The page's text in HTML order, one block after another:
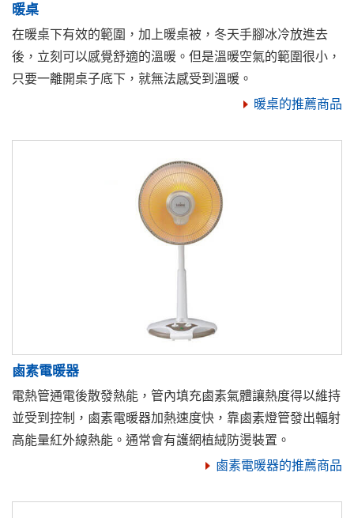
暖桌
在暖桌下有效的範圍，加上暖桌被，冬天手腳冰冷放進去
後，立刻可以感覺舒適的溫暖。但是溫暖空氣的範圍很小，
只要一離開桌子底下，就無法感受到溫暖。
暖桌的推薦商品
鹵素電暖器
電熱管通電後散發熱能，管內填充鹵素氣體讓熱度得以維持
並受到控制，鹵素電暖器加熱速度快，靠鹵素燈管發出輻射
高能量紅外線熱能。通常會有護網植絨防燙裝置。
鹵素電暖器的推薦商品